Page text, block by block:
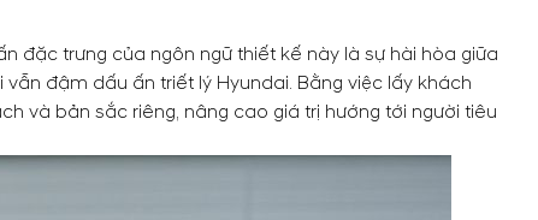
đặc trưng của ngôn ngữ thiết kế này là sự hài hòa giữa
đậm dấu ấn triết lý Hyundai. Bằng việc lấy khách
và bản sắc riêng, nâng cao giá trị hướng tới người tiêu